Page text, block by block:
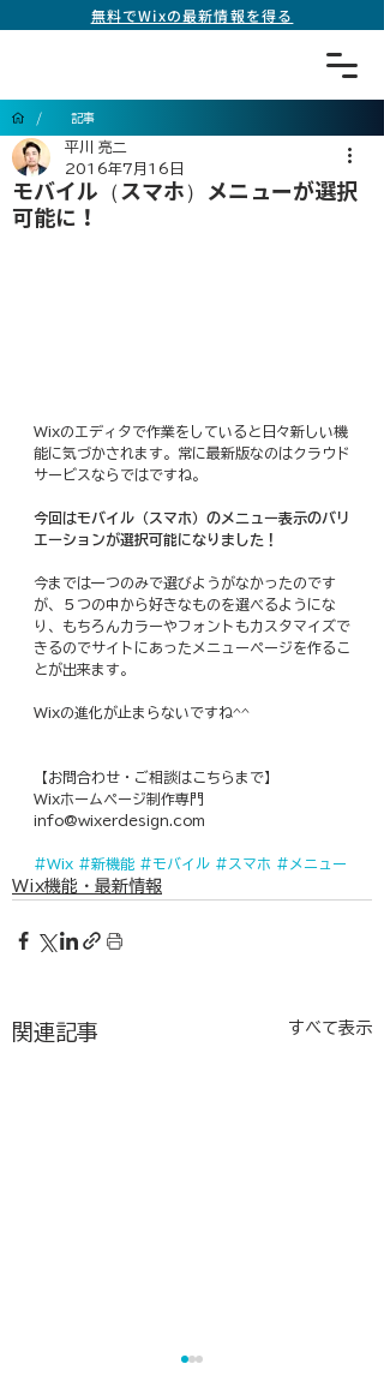
無料でWixの最新情報を得る
/ 記事
モバイル（スマホ）メニューが選択
可能に！
平川 亮二
2016年7月16日
Wixのエディタで作業をしていると日々新しい機
能に気づかされます。常に最新版なのはクラウド
サービスならではですね。
今回はモバイル（スマホ）のメニュー表示のバリ
エーションが選択可能になりました！
今までは一つのみで選びようがなかったのです
が、５つの中から好きなものを選べるようにな
り、もちろんカラーやフォントもカスタマイズで
きるのでサイトにあったメニューページを作るこ
とが出来ます。
Wixの進化が止まらないですね^^
【お問合わせ・ご相談はこちらまで】
Wixホームページ制作専門
info@wixerdesign.com
#Wix #新機能 #モバイル #スマホ #メニュー
Wix機能・最新情報
関連記事 すべて表示